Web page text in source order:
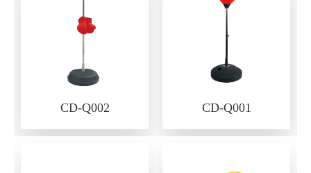
CD-Q002 CD-Q001